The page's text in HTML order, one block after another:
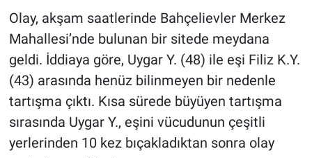
Olay, akşam saatlerinde Bahçelievler Merkez
Mahallesi’nde bulunan bir sitede meydana
geldi. İddiaya göre, Uygar Y. (48) ile eşi Filiz K.Y.
(43) arasında henüz bilinmeyen bir nedenle
tartışma çıktı. Kısa sürede büyüyen tartışma
sırasında Uygar Y., eşini vücudunun çeşitli
yerlerinden 10 kez bıçakladıktan sonra olay